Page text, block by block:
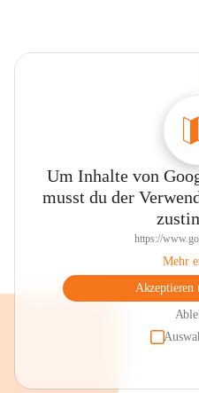
Um Inhalte von
musst du der
https://
Mehr
Akzeptieren